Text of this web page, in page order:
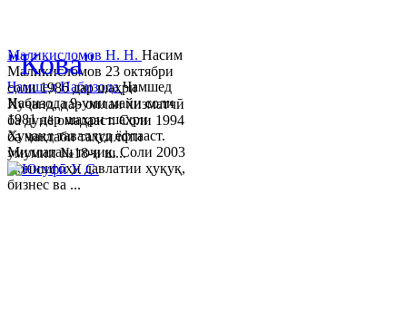
Ҷамшед НабизодаҶамшед
Набизода 9-уми майи соли
1981 дар шаҳри шаҳри
Хуҷанд таваллуд ёфтааст.
Миллаташ тоҷик. Соли 2003
Донишгоҳи давлатии ҳуқуқ,
бизнес ва ...
Маликисломов Н. Н. Насим
Маликисломов 23 октябри
соли 1986 дар шаҳри
Хуҷанд, дар оилаи хизматчӣ
ба дунё омадааст. Соли 1994
ба мактаби таҳсилоти
умумии №18-и ш...
"Кова"